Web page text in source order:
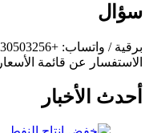
سؤال
برقية / واتساب: +8619930503256
الاستفسار عن قائمة الأسعار
أحدث الأخبار